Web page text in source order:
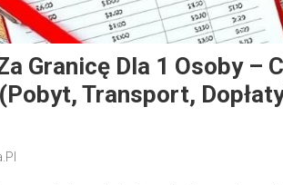
Granicę Dla 1 Osoby –
Transport,